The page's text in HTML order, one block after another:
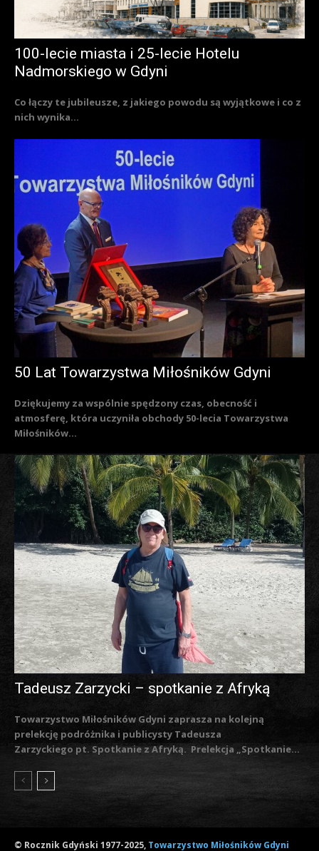
100-lecie miasta i 25-lecie Hotelu
Nadmorskiego w Gdyni
Co łączy te jubileusze, z jakiego powodu są wyjątkowe i co z
nich wynika...
50 Lat Towarzystwa Miłośników Gdyni
Dziękujemy za wspólnie spędzony czas, obecność i
atmosferę, która uczyniła obchody 50-lecia Towarzystwa
Miłośników...
Tadeusz Zarzycki – spotkanie z Afryką
Towarzystwo Miłośników Gdyni zaprasza na kolejną
prelekcję podróżnika i publicysty Tadeusza
Zarzyckiego pt. Spotkanie z Afryką. Prelekcja „Spotkanie...
© Rocznik Gdyński 1977-2025, Towarzystwo Miłośników Gdyni